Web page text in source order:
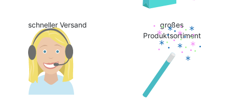
schneller Versand
großes
Produktsortiment